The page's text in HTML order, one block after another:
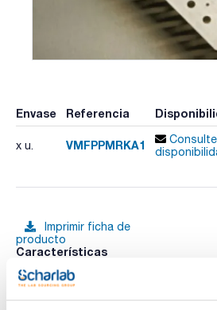
Envase Referencia
x u. VMFPPMRKA1
Imprimir ficha de
producto
Características
Descripción : Adaptador placa
SPE de 1 mL
Pack (u.) : 1